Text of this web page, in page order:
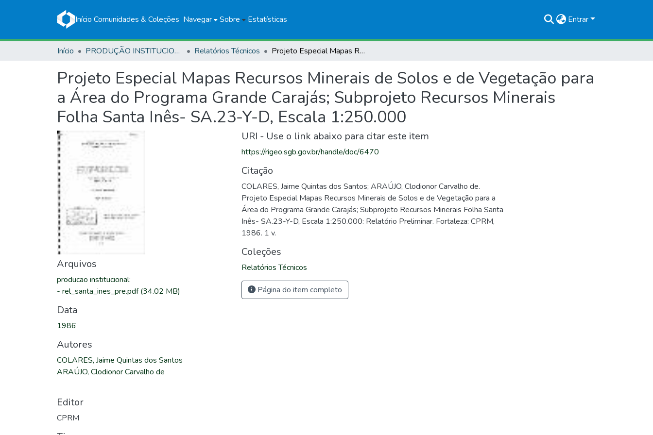
Início Comunidades & Coleções Navegar Sobre Estatísticas Entrar
Início PRODUÇÃO INSTITUCIONAL Relatórios Técnicos Projeto Especial Mapas Recursos Minerais de Solos e de Vegetação para a Área do Programa Grande Carajás; Subprojeto Recursos Minerais Folha Santa Inês- SA.23-Y-D, Escala 1:250.000
Projeto Especial Mapas Recursos Minerais de Solos e de Vegetação para
a Área do Programa Grande Carajás; Subprojeto Recursos Minerais
Folha Santa Inês- SA.23-Y-D, Escala 1:250.000
Arquivos
producao institucional:
- rel_santa_ines_pre.pdf(34.02 MB)
Data
1986
Autores
COLARES, Jaime Quintas dos Santos
ARAÚJO, Clodionor Carvalho de
Editor
CPRM
URI - Use o link abaixo para citar este item
https://rigeo.sgb.gov.br/handle/doc/6470
Citação
COLARES, Jaime Quintas dos Santos; ARAÚJO, Clodionor Carvalho de.
Projeto Especial Mapas Recursos Minerais de Solos e de Vegetação para a
Área do Programa Grande Carajás; Subprojeto Recursos Minerais Folha Santa
Inês- SA.23-Y-D, Escala 1:250.000: Relatório Preliminar. Fortaleza: CPRM,
1986. 1 v.
Coleções
Relatórios Técnicos
Página do item completo